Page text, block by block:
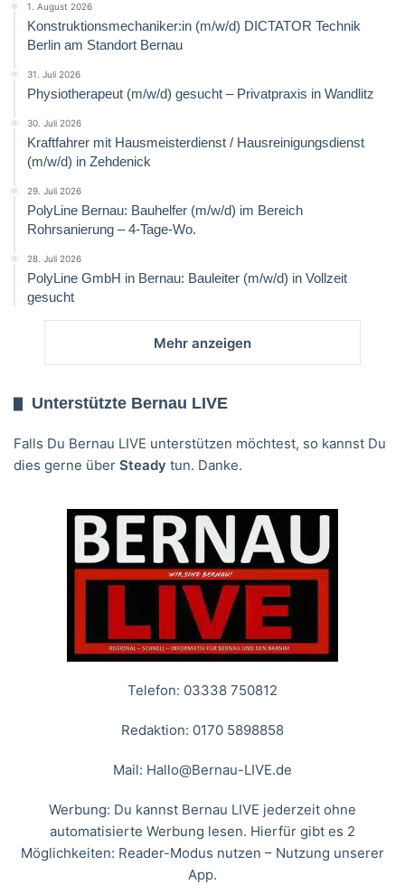
1. August 2026
Konstruktionsmechaniker:in (m/w/d) DICTATOR Technik
Berlin am Standort Bernau
31. Juli 2026
Physiotherapeut (m/w/d) gesucht – Privatpraxis in Wandlitz
30. Juli 2026
Kraftfahrer mit Hausmeisterdienst / Hausreinigungsdienst
(m/w/d) in Zehdenick
29. Juli 2026
PolyLine Bernau: Bauhelfer (m/w/d) im Bereich
Rohrsanierung – 4-Tage-Wo.
28. Juli 2026
PolyLine GmbH in Bernau: Bauleiter (m/w/d) in Vollzeit
gesucht
Mehr anzeigen
Unterstützte Bernau LIVE
Falls Du Bernau LIVE unterstützen möchtest, so kannst Du
dies gerne über Steady tun. Danke.
Telefon: 03338 750812
Redaktion: 0170 5898858
Mail: Hallo@Bernau-LIVE.de
Werbung: Du kannst Bernau LIVE jederzeit ohne
automatisierte Werbung lesen. Hierfür gibt es 2
Möglichkeiten: Reader-Modus nutzen – Nutzung unserer
App.